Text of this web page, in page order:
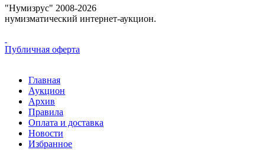
"Нумизрус" 2008-2026
нумизматический интернет-аукцион.
Публичная оферта
Главная
Аукцион
Архив
Правила
Оплата и доставка
Новости
Избранное